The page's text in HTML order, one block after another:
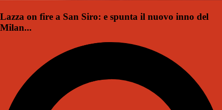
Lazza on fire a San Siro: e spunta il nuovo inno del
Milan...